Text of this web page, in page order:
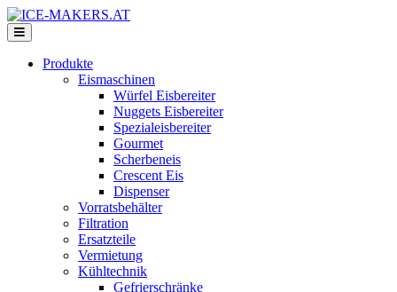
Produkte
Eismaschinen
Würfel Eisbereiter
Nuggets Eisbereiter
Spezialeisbereiter
Gourmet
Scherbeneis
Crescent Eis
Dispenser
Vorratsbehälter
Filtration
Ersatzteile
Vermietung
Kühltechnik
Gefrierschränke